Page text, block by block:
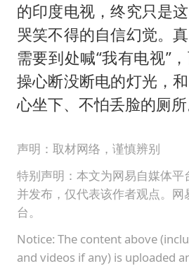
的印度电视，终究只是
哭笑不得的自信幻觉。
需要到处喊“我有电视”
操心断没断电的灯光，
心坐下、不怕丢脸的厕所
声明：取材网络，谨慎辨别
特别声明：本文为网易自媒体平
并发布，仅代表该作者观点。
台。
Notice: The content above
and videos if any) is uploaded